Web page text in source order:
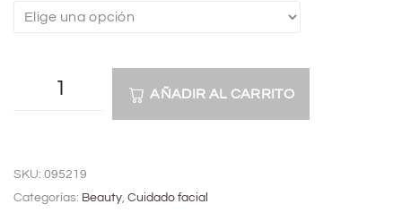
AÑADIR AL CARRITO
t
SKU: 095219
Categorías: Beauty, Cuidado facial